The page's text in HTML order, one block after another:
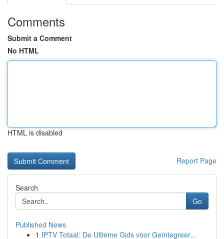
Comments
Submit a Comment
No HTML
HTML is disabled
Report Page
Search
Go
Published News
1 IPTV Totaal: De Ultieme Gids voor Geïntegreer...